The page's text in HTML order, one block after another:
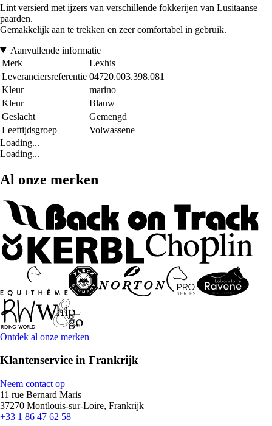
Lint versierd met ijzers van verschillende fokkerijen van Lusitaanse
paarden.
Gemakkelijk aan te trekken en zeer comfortabel in gebruik.
Aanvullende informatie
Merk
Lexhis
Leveranciersreferentie 04720.003.398.081
Kleur
marino
Kleur
Blauw
Geslacht
Gemengd
Leeftijdsgroep
Volwassene
Loading...
Loading...
Al onze merken
Ontdek al onze merken
Klantenservice in Frankrijk
Neem contact op
11 rue Bernard Maris
37270 Montlouis-sur-Loire, Frankrijk
+33 1 86 47 62 58